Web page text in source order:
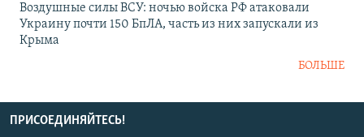
Воздушные силы ВСУ: ночью войска РФ атаковали
Украину почти 150 БпЛА, часть из них запускали из
Крыма
БОЛЬШЕ
ПРИСОЕДИНЯЙТЕСЬ!